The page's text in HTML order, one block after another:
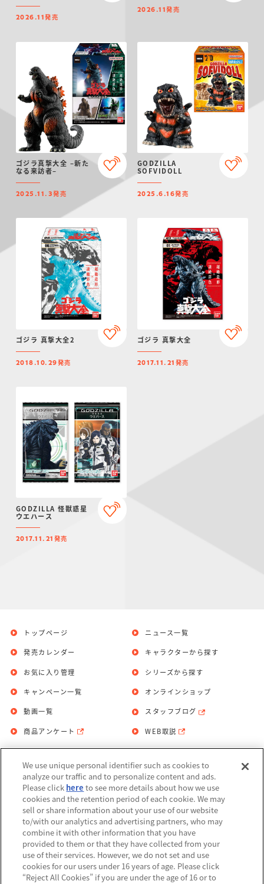
2026.11発売
2026.11発売
ゴジラ真撃大全 –新た
なる来訪者–
2025.11.3発売
GODZILLA
SOFVIDOLL
2025.6.16発売
ゴジラ 真撃大全2
2018.10.29発売
ゴジラ 真撃大全
2017.11.21 発売
GODZILLA 怪獣惑星
ウエハース
2017.11.21 発売
トップページ
発売カレンダー
お気に入り管理
ニュース一覧
キャラクターから探す
シリーズから探す
キャンペーン一覧
動画一覧
商品アンケート
オンラインショップ
スタッフブログ
WEB取説
お問い合わせ 個人情報保護方針
利用規約
Do Not Sell or Share My Personal
Information
アレルギー情報
We use unique personal identifier such as cookies to
analyze our traffic and to personalize content and ads.
Please click here to see more details about how we use
cookies and the retention period of each cookie. We may
sell or share information about your use of our website
to/with our analytics and advertising partners, who may
combine it with other information that you have
provided to them or that they have collected from your
use of their services. However, we do not set and use
cookies for our users under 16 years of age. Please click
“Reject All Cookies” if you are under the age of 16 or to